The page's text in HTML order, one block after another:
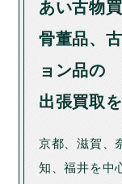
あい古物
骨董品、
ョン品の
出張買取
京都、滋賀、
知、福井を中